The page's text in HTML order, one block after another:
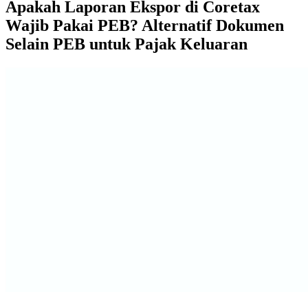
Apakah Laporan Ekspor di Coretax
Wajib Pakai PEB? Alternatif Dokumen
Selain PEB untuk Pajak Keluaran